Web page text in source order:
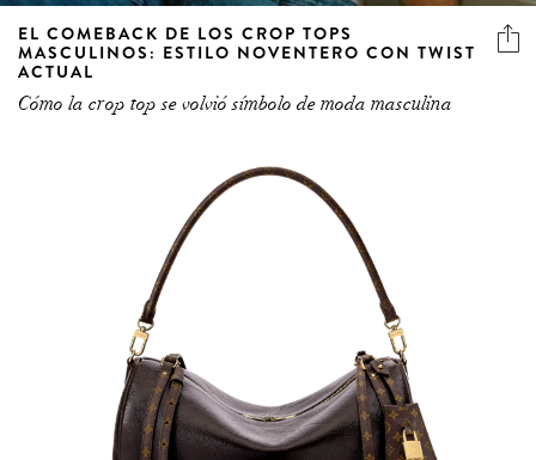
EL COMEBACK DE LOS CROP TOPS
MASCULINOS: ESTILO NOVENTERO CON TWIST
ACTUAL
Cómo la crop top se volvió símbolo de moda masculina